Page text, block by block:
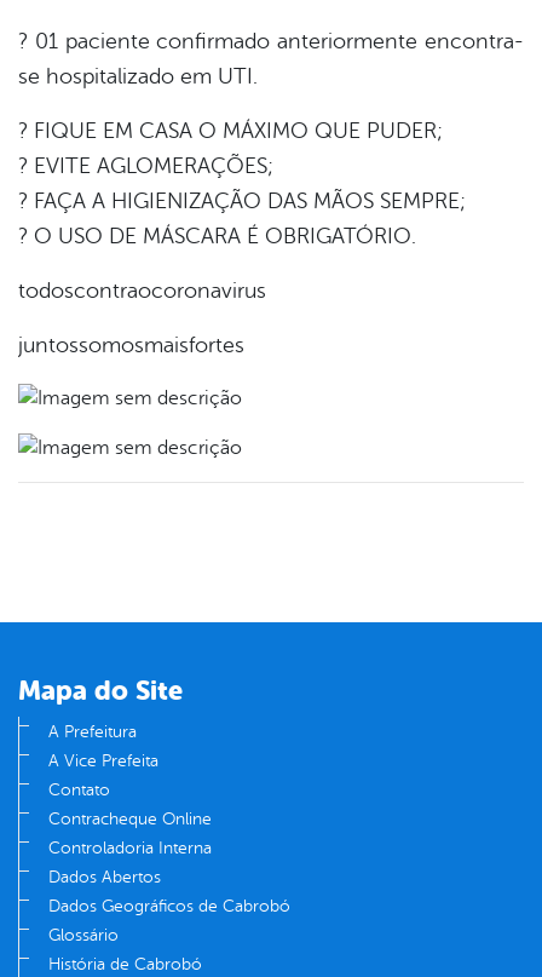
? 01 paciente confirmado anteriormente encontra-
se hospitalizado em UTI.
? FIQUE EM CASA O MÁXIMO QUE PUDER;
? EVITE AGLOMERAÇÕES;
? FAÇA A HIGIENIZAÇÃO DAS MÃOS SEMPRE;
? O USO DE MÁSCARA É OBRIGATÓRIO.
todoscontraocoronavirus
juntossomosmaisfortes
Mapa do Site
A Prefeitura
A Vice Prefeita
Contato
Contracheque Online
Controladoria Interna
Dados Abertos
Dados Geográficos de Cabrobó
Glossário
História de Cabrobó